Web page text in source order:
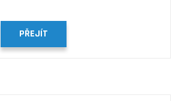
PŘEJÍT